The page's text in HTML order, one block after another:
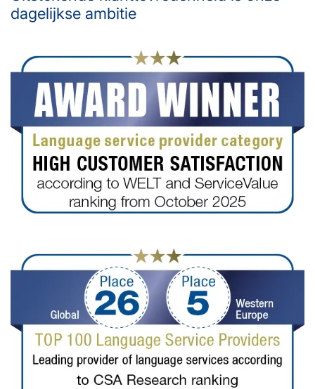
dagelijkse ambitie